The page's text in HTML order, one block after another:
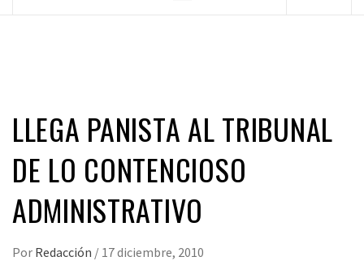
LLEGA PANISTA AL TRIBUNAL
DE LO CONTENCIOSO
ADMINISTRATIVO
Por Redacción / 17 diciembre, 2010